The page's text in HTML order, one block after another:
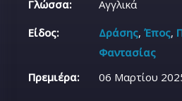
Γλώσσα:
Αγγλικά
Είδος:
Δράσης,Έπος,
Φαντασίας
Πρεμιέρα:
06 Μαρτίου